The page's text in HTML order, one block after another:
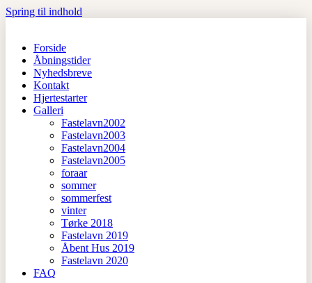
Spring til indhold
Forside
Åbningstider
Nyhedsbreve
Kontakt
Hjertestarter
Galleri
Fastelavn2002
Fastelavn2003
Fastelavn2004
Fastelavn2005
foraar
sommer
sommerfest
vinter
Tørke 2018
Fastelavn 2019
Åbent Hus 2019
Fastelavn 2020
FAQ